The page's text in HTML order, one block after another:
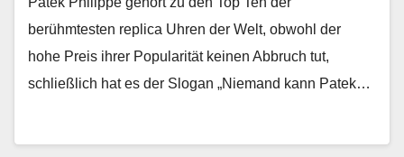
berühmtesten replica Uhren der Welt, obwohl der
hohe Preis ihrer Popularität keinen Abbruch tut,
schließlich hat es der Slogan „Niemand kann Patek…